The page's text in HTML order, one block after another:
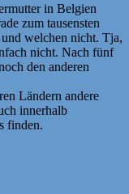
in Belgien
zum tausensten
welchen nicht. Tja,
nicht. Nach fünf
den anderen
Ländern andere
innerhalb
finden.